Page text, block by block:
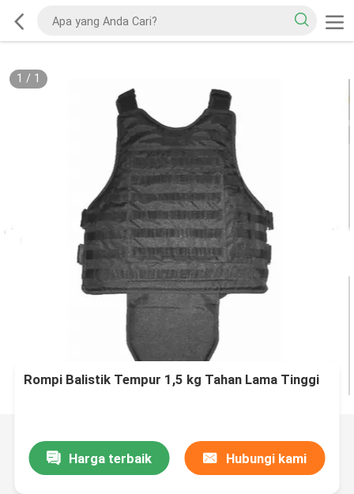
1 / 1
Rompi Balistik Tempur 1,5 kg Tahan Lama Tinggi
Harga terbaik Hubungi kami